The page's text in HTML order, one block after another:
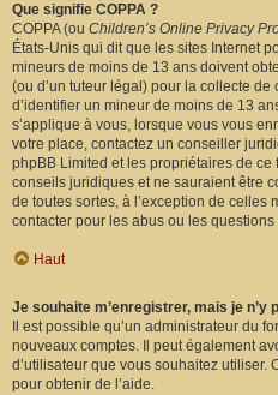
Que signifie COPPA ?
COPPA (ou Children’s Online Privacy
États-Unis qui dit que les sites Internet
mineurs de moins de 13 ans doivent
(ou d’un tuteur légal) pour la collecte
d’identifier un mineur de moins de 13
s’applique à vous, lorsque vous vous
votre place, contactez un conseiller
phpBB Limited et les propriétaires de
conseils juridiques et ne sauraient être
de toutes sortes, à l’exception de celles
contacter pour les abus ou les
Haut
Je souhaite m’enregistrer, mais je n’y
Il est possible qu’un administrateur du
nouveaux comptes. Il peut également
d’utilisateur que vous souhaitez utiliser.
pour obtenir de l’aide.